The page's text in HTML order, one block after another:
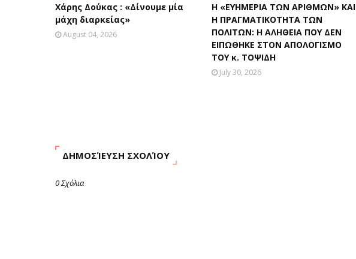
Χάρης Δούκας : «Δίνουμε μία
μάχη διαρκείας»
August 04, 2026
Η «ΕΥΗΜΕΡΙΑ ΤΩΝ ΑΡΙΘΜΩΝ» ΚΑΙ
Η ΠΡΑΓΜΑΤΙΚΟΤΗΤΑ ΤΩΝ
ΠΟΛΙΤΩΝ: Η ΑΛΗΘΕΙΑ ΠΟΥ ΔΕΝ
ΕΙΠΩΘΗΚΕ ΣΤΟΝ ΑΠΟΛΟΓΙΣΜΟ
ΤΟΥ κ. ΤΟΨΙΔΗ
July 30, 2026
ΔΗΜΟΣΊΕΥΣΗ ΣΧΟΛΊΟΥ
0 Σχόλια